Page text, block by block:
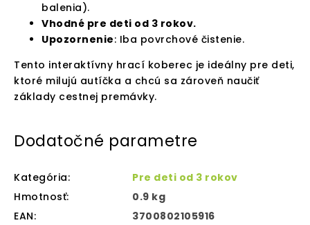
balenia).
Vhodné pre deti od 3 rokov.
Upozornenie: Iba povrchové čistenie.
Tento interaktívny hrací koberec je ideálny pre deti,
ktoré milujú autíčka a chcú sa zároveň naučiť
základy cestnej premávky.
Dodatočné parametre
Kategória:
Pre deti od 3 rokov
Hmotnosť:
0.9 kg
EAN: 3700802105916